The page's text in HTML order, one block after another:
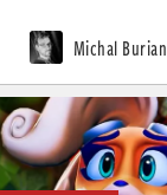
Michal Burian